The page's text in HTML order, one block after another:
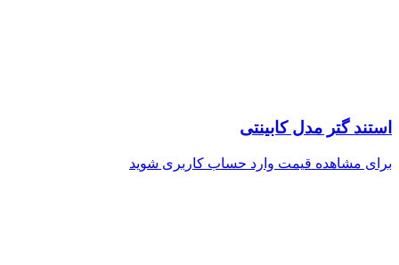
استند گتر مدل کابینتی
برای مشاهده قیمت وارد حساب کاربری شوید